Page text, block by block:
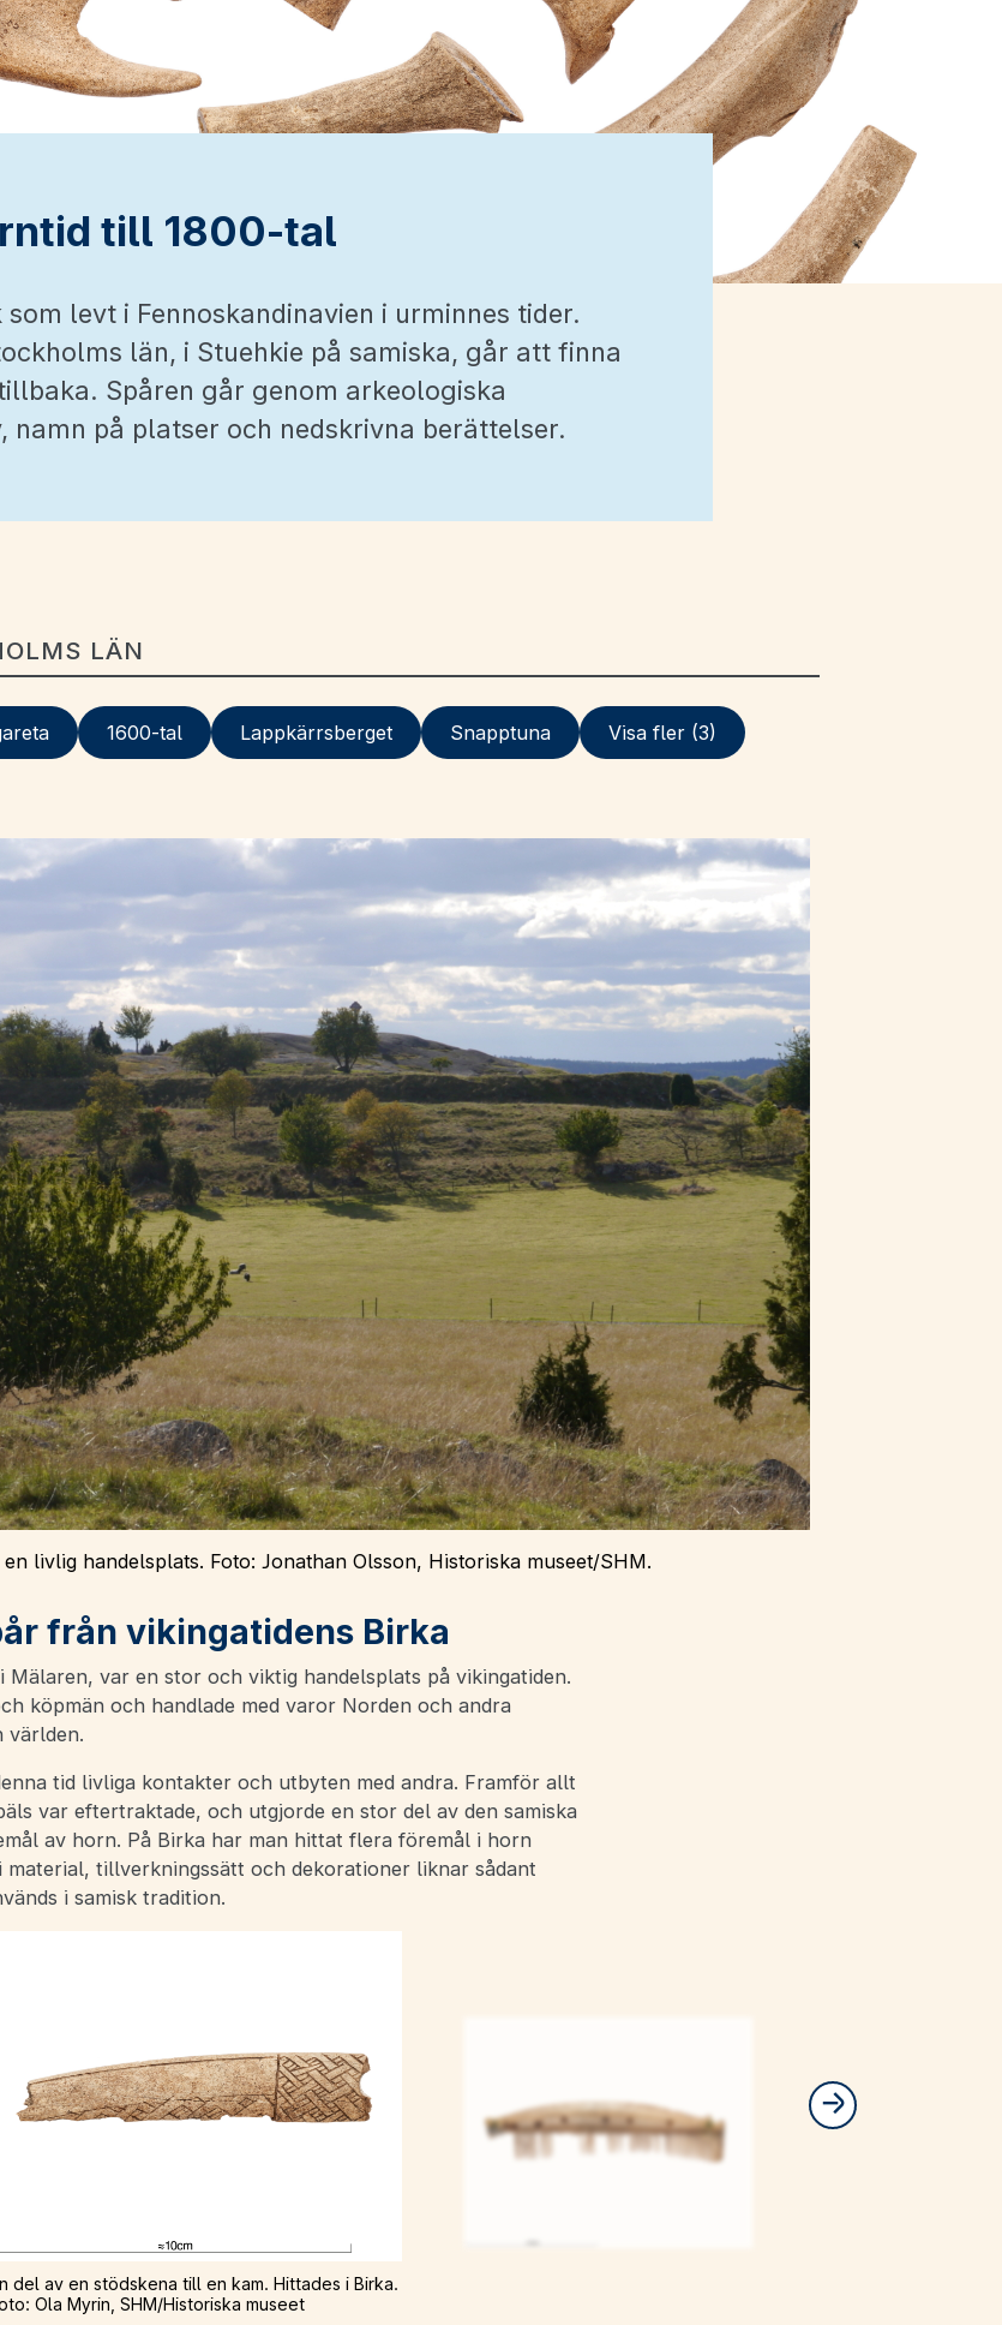
till 1800-tal
levt i Fennoskandinavien i urminnes tider.
län, i Stuehkie på samiska, går att finna
Spåren går genom arkeologiska
namn på platser och nedskrivna berättelser.
LÄN
1600-tal Lappkärrsberget Snapptuna Visa fler (3)
livlig handelsplats. Foto: Jonathan Olsson, Historiska museet/SHM.
från vikingatidens Birka
Mälaren, var en stor och viktig handelsplats på vikingatiden.
köpmän och handlade med varor Norden och andra
världen.
tid livliga kontakter och utbyten med andra. Framför allt
var eftertraktade, och utgjorde en stor del av den samiska
av horn. På Birka har man hittat flera föremål i horn
material, tillverkningssätt och dekorationer liknar sådant
i samisk tradition.
del av en stödskena till en kam. Hittades i Birka.
Ola Myrin, SHM/Historiska museet